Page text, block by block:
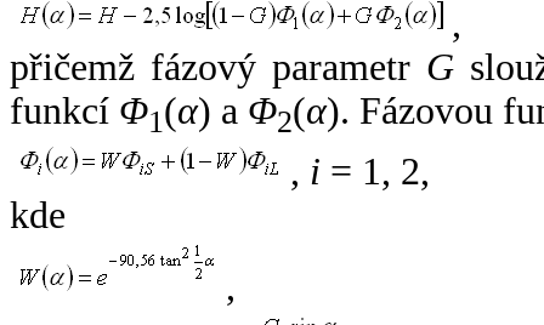
,
přičemž fázový parametr G
funkcí Φ1(α) a Φ2(α). Fázovou
, i = 1, 2,
kde
,